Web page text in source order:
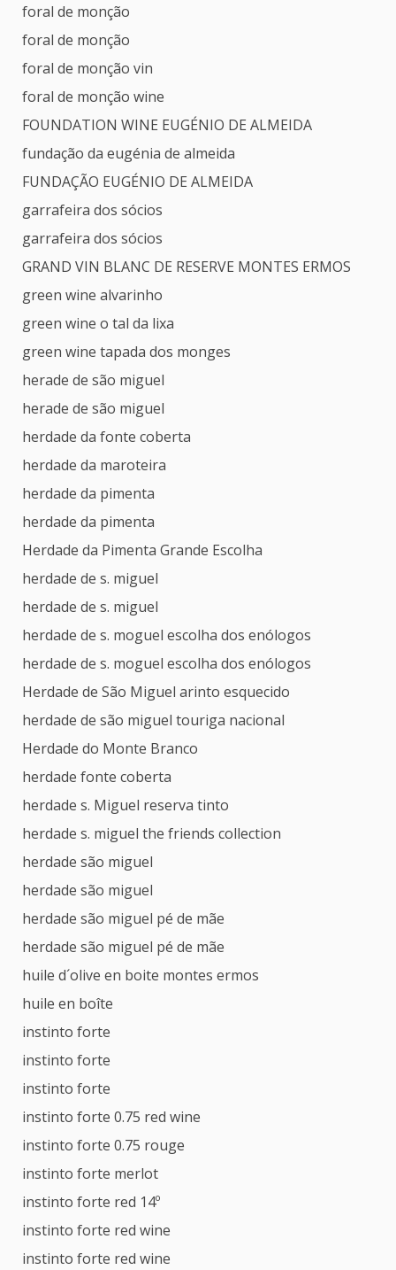
foral de monção
foral de monção
foral de monção vin
foral de monção wine
FOUNDATION WINE EUGÉNIO DE ALMEIDA
fundação da eugénia de almeida
FUNDAÇÃO EUGÉNIO DE ALMEIDA
garrafeira dos sócios
garrafeira dos sócios
GRAND VIN BLANC DE RESERVE MONTES ERMOS
green wine alvarinho
green wine o tal da lixa
green wine tapada dos monges
herade de são miguel
herade de são miguel
herdade da fonte coberta
herdade da maroteira
herdade da pimenta
herdade da pimenta
Herdade da Pimenta Grande Escolha
herdade de s. miguel
herdade de s. miguel
herdade de s. moguel escolha dos enólogos
herdade de s. moguel escolha dos enólogos
Herdade de São Miguel arinto esquecido
herdade de são miguel touriga nacional
Herdade do Monte Branco
herdade fonte coberta
herdade s. Miguel reserva tinto
herdade s. miguel the friends collection
herdade são miguel
herdade são miguel
herdade são miguel pé de mãe
herdade são miguel pé de mãe
huile d´olive en boite montes ermos
huile en boîte
instinto forte
instinto forte
instinto forte
instinto forte 0.75 red wine
instinto forte 0.75 rouge
instinto forte merlot
instinto forte red 14º
instinto forte red wine
instinto forte red wine